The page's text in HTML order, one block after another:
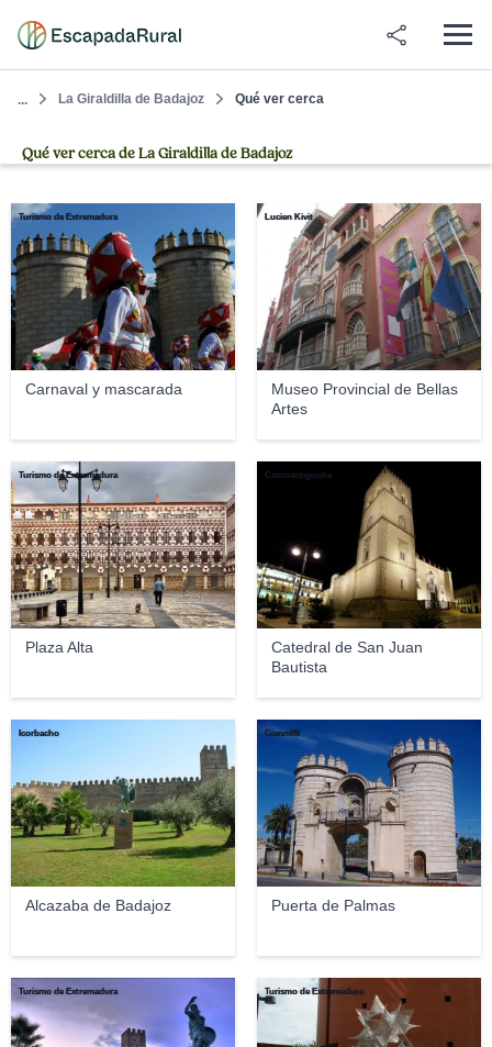
... La Giraldilla de Badajoz Qué ver cerca
Qué ver cerca de La Giraldilla de Badajoz
Carnaval y mascarada
Turismo de Extremadura
Museo Provincial de Bellas
Artes
Lucien Kivit
Plaza Alta
Turismo de Extremadura
Catedral de San Juan
Bautista
Cascoantiguoba
Alcazaba de Badajoz
Icorbacho
Puerta de Palmas
Gianni86
Turismo de Extremadura Turismo de Extremadura